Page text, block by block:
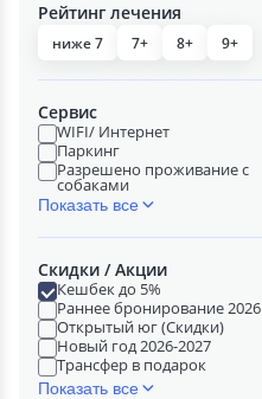
Рейтинг лечения
ниже 7 7+ 8+ 9+
Сервис
WIFI/ Интернет
Паркинг
Разрешено проживание с
собаками
Показать все
Скидки / Акции
Кешбек до 5%
Раннее бронирование 2026
Открытый юг (Скидки)
Новый год 2026-2027
Трансфер в подарок
Показать все